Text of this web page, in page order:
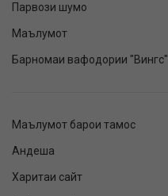
Парвози шумо
Маълумот
Барномаи вафодории "Вингс"
Маълумот барои тамос
Андеша
Харитаи сайт